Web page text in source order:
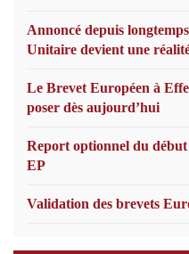
Annoncé depuis
Unitaire devient une
Le Brevet Européen à
poser dès aujourd’hui
Report optionnel du début
EP
Validation des brevets